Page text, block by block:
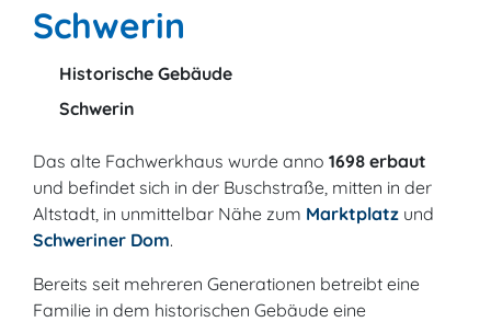
Schwerin
Historische Gebäude
Schwerin
Das alte Fachwerkhaus wurde anno 1698 erbaut
und befindet sich in der Buschstraße, mitten in der
Altstadt, in unmittelbar Nähe zum Marktplatz und
Schweriner Dom.
Bereits seit mehreren Generationen betreibt eine
Familie in dem historischen Gebäude eine